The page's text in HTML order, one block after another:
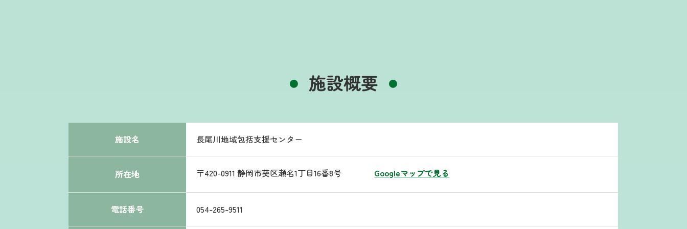
施設概要
施設名 長尾川地域包括支援センター
所在地 〒420-0911 静岡市葵区瀬名1丁目16番8号 Googleマップで見る
電話番号 054-265-9511